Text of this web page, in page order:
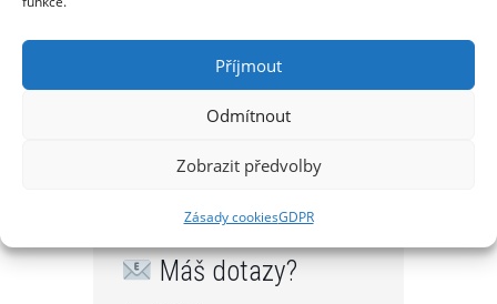
Příjmout
Odmítnout
Zobrazit předvolby
Zásady cookiesGDPR
aquazorbing
Bez instruktora:lukostřelba,
vzduchovky, diskgolf
Máš dotazy?